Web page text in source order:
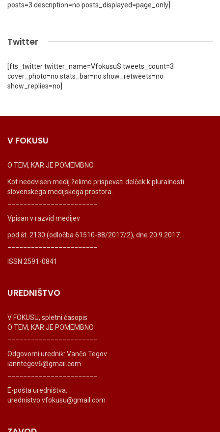
posts=3 description=no posts_displayed=page_only]
Twitter
[fts_twitter twitter_name=VfokusuS tweets_count=3
cover_photo=no stats_bar=no show_retweets=no
show_replies=no]
V FOKUSU
O TEM, KAR JE POMEMBNO.
Kot neodvisen medij želimo prispevati delček k pluralnosti
slovenskega medijskega prostora.
Vpisan v razvid medijev
pod št. 2130 (odločba 61510-88/2017/2), dne 20.9.2017.
ISSN 2591-0841
UREDNIŠTVO
V FOKUSU, spletni časopis
O TEM, KAR JE POMEMBNO
Odgovorni urednik: Vančo Tegov
ianntegov6@gmail.com
E-pošta uredništva:
urednistvo.vfokusu@gmail.com